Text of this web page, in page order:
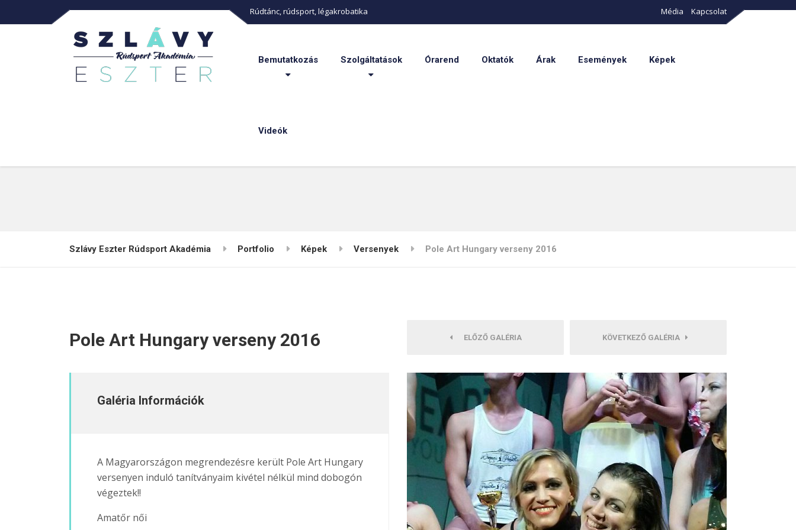
Rúdtánc, rúdsport, légakrobatika Média Kapcsolat
Bemutatkozás Szolgáltatások Órarend Oktatók Árak Események Képek
Videók
Szlávy Eszter Rúdsport Akadémia Portfolio Képek Versenyek Pole Art Hungary verseny 2016
Pole Art Hungary verseny 2016
Galéria Információk
A Magyarországon megrendezésre került Pole Art Hungary
versenyen induló tanítványaim kivétel nélkül mind dobogón
végeztek!!
Amatőr női
ELŐZŐ GALÉRIA KÖVETKEZŐ GALÉRIA